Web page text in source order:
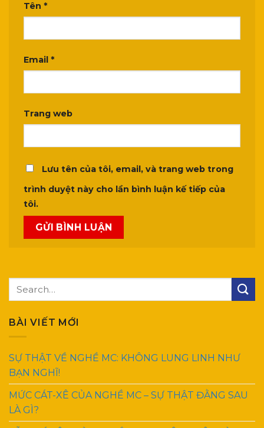
Tên *
Email *
Trang web
Lưu tên của tôi, email, và trang web trong
trình duyệt này cho lần bình luận kế tiếp của
tôi.
BÀI VIẾT MỚI
SỰ THẬT VỀ NGHỀ MC: KHÔNG LUNG LINH NHƯ
BẠN NGHĨ!
MỨC CÁT-XÊ CỦA NGHỀ MC – SỰ THẬT ĐẰNG SAU
LÀ GÌ?